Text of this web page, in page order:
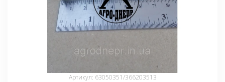
Артикул: 63050351/366203513